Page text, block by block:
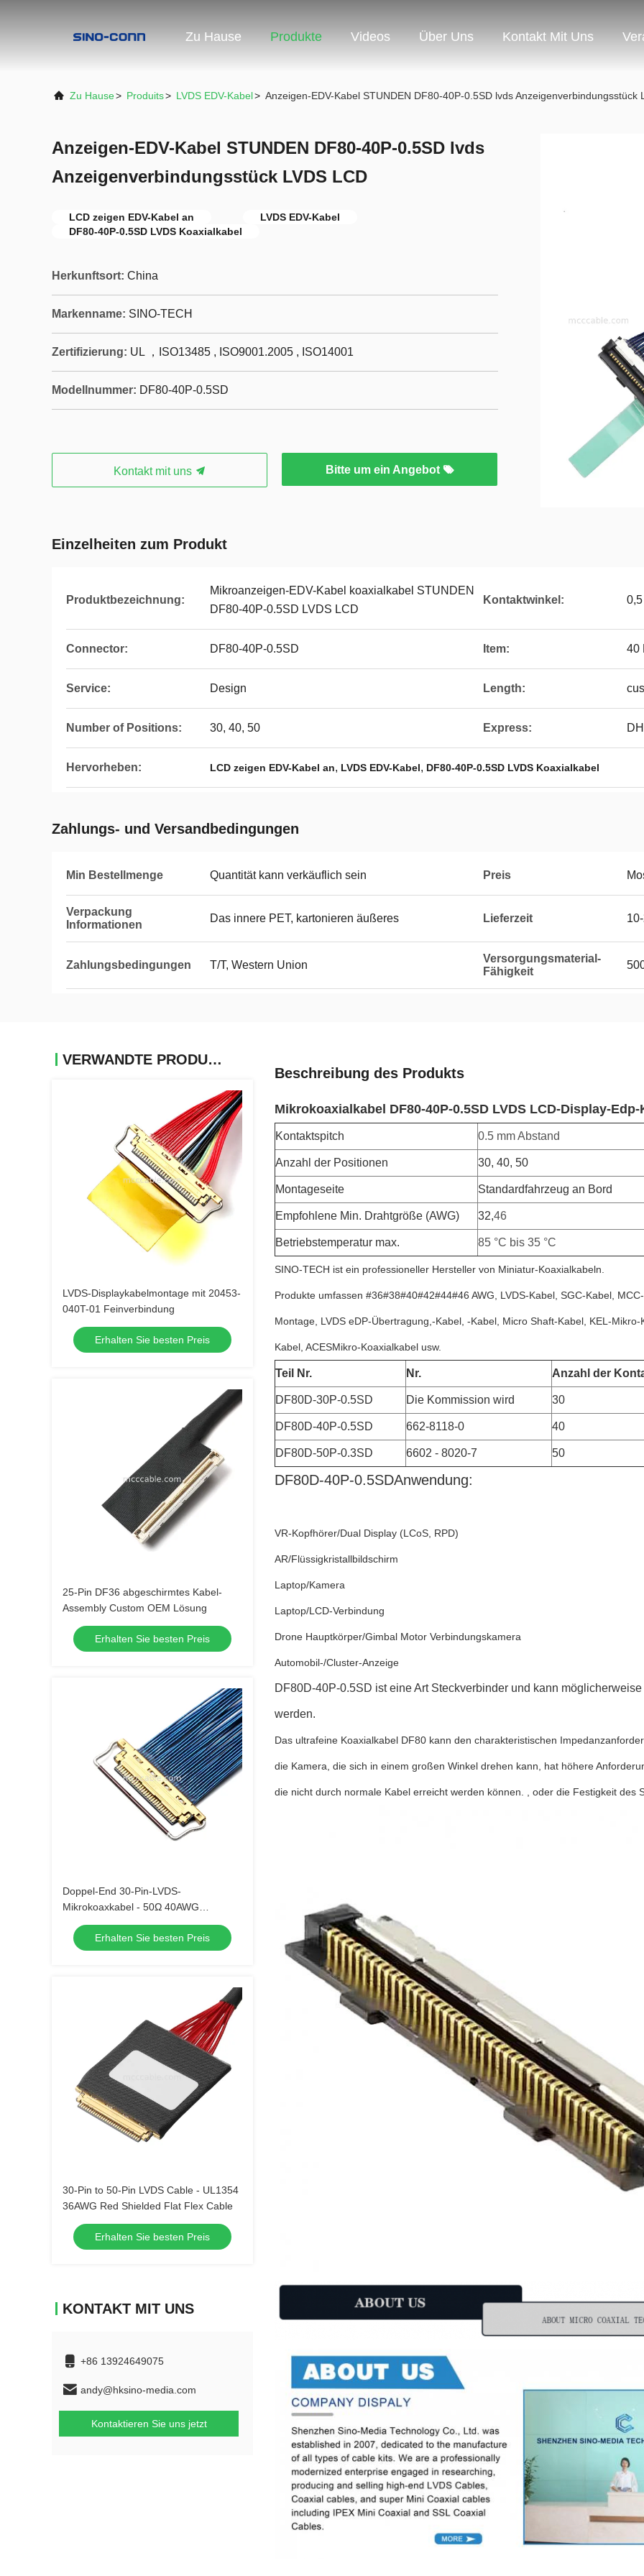
Zu Hause Produkte Videos Über Uns Kontakt Mit Uns
Zu Hause> Produits> LVDS EDV-Kabel> Anzeigen-EDV-Kabel STUNDEN DF80-40P-0.5SD lvds Anzeigenverbindungsstück
Anzeigen-EDV-Kabel STUNDEN DF80-40P-0.5SD lvds
Anzeigenverbindungsstück LVDS LCD
LCD zeigen EDV-Kabel an
LVDS EDV-Kabel
DF80-40P-0.5SD LVDS Koaxialkabel
Herkunftsort: China
Markenname: SINO-TECH
Zertifizierung: UL ，ISO13485 , ISO9001.2005 , ISO14001
Modellnummer: DF80-40P-0.5SD
Kontakt mit uns Bitte um ein Angebot
Einzelheiten zum Produkt
Produktbezeichnung:
Mikroanzeigen-EDV-Kabel koaxialkabel STUNDEN
DF80-40P-0.5SD LVDS LCD
Kontaktwinkel:
Connector: DF80-40P-0.5SD Item: 40
Service: Design Length:
Number of Positions: 30, 40, 50 Express:
Hervorheben: LCD zeigen EDV-Kabel an, LVDS EDV-Kabel, DF80-40P-0.5SD LVDS Koaxialkabel
Zahlungs- und Versandbedingungen
Min Bestellmenge Quantität kann verkäuflich sein Preis
Verpackung
Informationen
Das innere PET, kartonieren äußeres Lieferzeit
Zahlungsbedingungen T/T, Western Union
Versorgungsmaterial-
Fähigkeit
VERWANDTE PRODUKTE
LVDS-Displaykabelmontage mit 20453-
040T-01 Feinverbindung
Erhalten Sie besten Preis
25-Pin DF36 abgeschirmtes Kabel-
Assembly Custom OEM Lösung
Erhalten Sie besten Preis
Doppel-End 30-Pin-LVDS-
Mikrokoaxkabel - 50Ω 40AWG
abgeschirmter blauer Draht
Erhalten Sie besten Preis
30-Pin to 50-Pin LVDS Cable - UL1354
36AWG Red Shielded Flat Flex Cable
Erhalten Sie besten Preis
KONTAKT MIT UNS
+86 13924649075
andy@hksino-media.com
Kontaktieren Sie uns jetzt
Beschreibung des Produkts
Mikrokoaxialkabel DF80-40P-0.5SD LVDS LCD-Display-
Kontaktspitch 0.5 mm Abstand
Anzahl der Positionen 30, 40, 50
Montageseite Standardfahrzeug an Bord
Empfohlene Min. Drahtgröße (AWG) 32,46
Betriebstemperatur max. 85 °C bis 35 °C
SINO-TECH ist ein professioneller Hersteller von Miniatur-Koaxialkabeln.
Produkte umfassen #36#38#40#42#44#46 AWG, LVDS-Kabel, SGC-Kabel,
Montage, LVDS eDP-Übertragung,-Kabel, -Kabel, Micro Shaft-Kabel, KEL-Mikro-
Kabel, ACESMikro-Koaxialkabel usw.
Teil Nr. Nr. Anzahl der
DF80D-30P-0.5SD Die Kommission wird 30
DF80D-40P-0.5SD 662-8118-0 40
DF80D-50P-0.3SD 6602 - 8020-7 50
DF80D-40P-0.5SDAnwendung:
VR-Kopfhörer/Dual Display (LCoS, RPD)
AR/Flüssigkristallbildschirm
Laptop/Kamera
Laptop/LCD-Verbindung
Drone Hauptkörper/Gimbal Motor Verbindungskamera
Automobil-/Cluster-Anzeige
DF80D-40P-0.5SD ist eine Art Steckverbinder und kann
werden.
Das ultrafeine Koaxialkabel DF80 kann den charakteristischen
die Kamera, die sich in einem großen Winkel drehen kann, hat höhere
die nicht durch normale Kabel erreicht werden können. , oder die Festigkeit des